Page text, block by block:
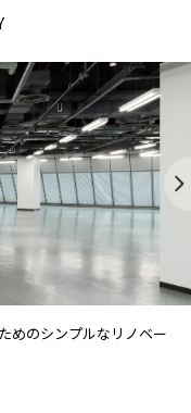
めのシンプルなリノベー